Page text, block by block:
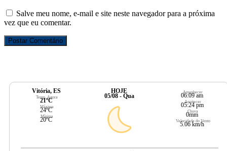
Salve meu nome, e-mail e site neste navegador para a próxima
vez que eu comentar.
Vitória, ES
Temp. Agora
21ºC
Máxima
24ºC
Mínima
20ºC
HOJE
05/08 - Qua
Amanhecer
06:09 am
Anoitecer
05:24 pm
Chuva
0mm
Velocidade do Vento
5.06 km/h